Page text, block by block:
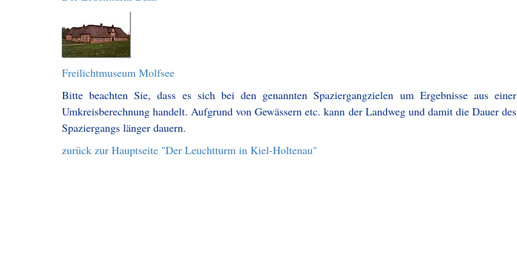
Freilichtmuseum Molfsee
Bitte beachten Sie, dass es sich bei den genannten Spaziergangzielen um Ergebnisse aus einer
Umkreisberechnung handelt. Aufgrund von Gewässern etc. kann der Landweg und damit die Dauer des
Spaziergangs länger dauern.
zurück zur Hauptseite "Der Leuchtturm in Kiel-Holtenau"